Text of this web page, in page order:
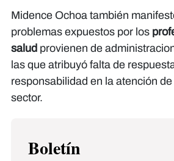
Midence Ochoa también
problemas expuestos por los
salud provienen de
las que atribuyó falta de
responsabilidad en la atención
sector.
Boletín